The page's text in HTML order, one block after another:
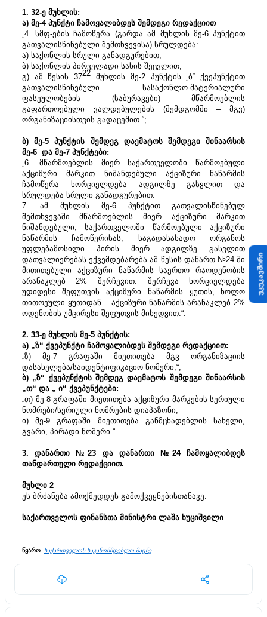
1. 32-ე მუხლის:
ა) მე-4 პუნქტი ჩამოყალიბდეს შემდეგი რედაქციით
„4. სმფ-ების ჩამოწერა (გარდა ამ მუხლის მე-6 პუნქტით
გათვალისწინებული შემთხვევისა) სრულდება:
ა) საქონლის სრული განადგურებით;
ბ) საქონლის პირველადი სახის შეცვლით;
გ) ამ წესის 37​22 მუხლის მე-2 პუნქტის „ბ“ ქვეპუნქტით
გათვალისწინებული სასაქონლო-მატერიალური
ფასეულობების (საბურავები) მწარმოებლის
გაფართოებული ვალდებულების (შემდგომში – მგვ)
ორგანიზაციისთვის გადაცემით.“;
ბ) მე-5 პუნქტის შემდეგ დაემატოს შემდეგი შინაარსის
მე-6  და მე-7 პუნქტები:
„6. მწარმოებლის მიერ საქართველოში წარმოებული
აქციზური მარკით ნიშანდებული აქციზური ნაწარმის
ჩამოწერა ხორციელდება ადგილზე გასვლით და
სრულდება სრული განადგურებით.
7. ამ მუხლის მე-6 პუნქტით გათვალისწინებულ
შემთხვევაში მწარმოებლის მიერ აქციზური მარკით
ნიშანდებული, საქართველოში წარმოებული აქციზური
ნაწარმის ჩამოწერისას, საგადასახადო ორგანოს
უფლებამოსილი პირის მიერ ადგილზე გასვლით
დათვალიერებას ექვემდებარება ამ წესის დანართ №24-ში
მითითებული აქციზური ნაწარმის საერთო რაოდენობის
არანაკლებ 2% შერჩევით. შერჩევა ხორციელდება
უდიდესი შეფუთვის აქციზური ნაწარმის ყუთის, ხოლო
თითოეული ყუთიდან – აქციზური ნაწარმის არანაკლებ 2%
ოდენობის უმცირესი შეფუთვის მიხედვით.“.
2. 33-ე მუხლის მე-5 პუნქტის:
ა) „ზ“ ქვეპუნქტი ჩამოყალიბდეს შემდეგი რედაქციით:
„ზ) მე-7 გრაფაში მიეთითება მგვ ორგანიზაციის
დასახელება/საიდენტიფიკაციო ნომერი;“;
ბ) „ზ“ ქვეპუნქტის შემდეგ დაემატოს შემდეგი შინაარსის
„თ“ და „ ი“ ქვეპუნქტები:
„თ) მე-8 გრაფაში მიეთითება აქციზური მარკების სერიული
ნომრები/სერიული ნომრების დიაპაზონი;
ი) მე-9 გრაფაში მიეთითება განმცხადებლის სახელი,
გვარი, პირადი ნომერი.“.
3. დანართი №23 და დანართი №24 ჩამოყალიბდეს
თანდართული რედაქციით.
მუხლი 2
ეს ბრძანება ამოქმედდეს გამოქვეყნებისთანავე.
საქართველოს ფინანსთა მინისტრი ლაშა ხუციშვილი
წყარო: საქართველოს საკანონმდებლო მაცნე
უკუკავშირი